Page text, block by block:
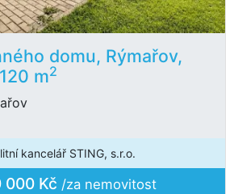
domu, Rýmařov,
m2
kancelář STING, s.r.o.
000 Kč /za nemovitost